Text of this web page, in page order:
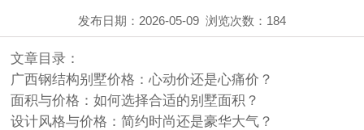
发布日期：2026-05-09 浏览次数： 184
文章目录：
广西钢结构别墅价格：心动价还是心痛价？
面积与价格：如何选择合适的别墅面积？
设计风格与价格：简约时尚还是豪华大气？